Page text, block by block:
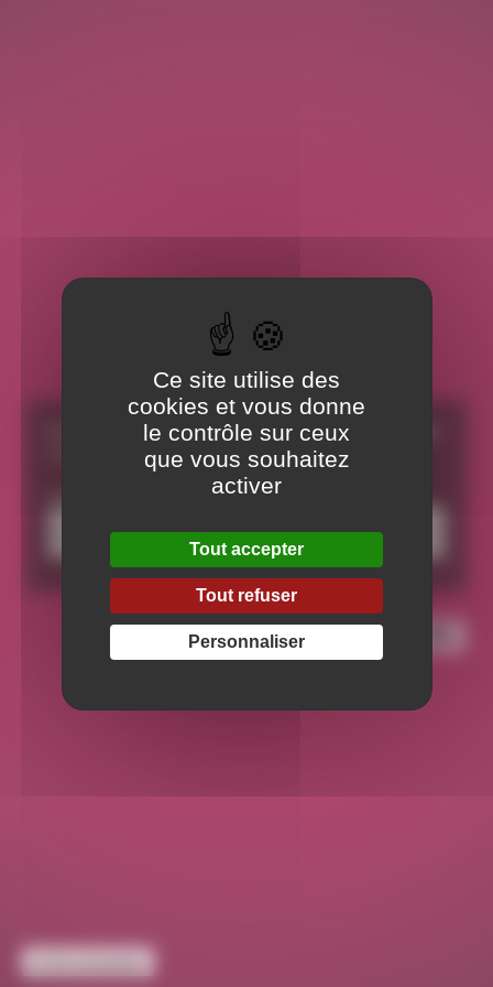
Ce site utilise des
cookies et vous donne
le contrôle sur ceux
que vous souhaitez
activer
Tout accepter
Tout refuser
Personnaliser
Pour modifier votre mot de passe, merci d’indiquer
l’adresse email associée à votre compte.